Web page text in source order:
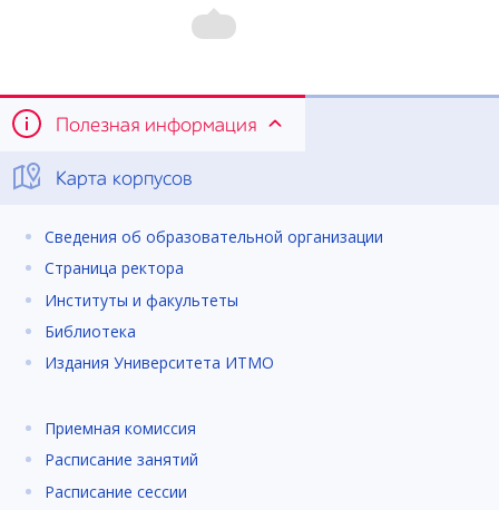
Полезная информация
Карта корпусов
Сведения об образовательной организации
Страница ректора
Институты и факультеты
Библиотека
Издания Университета ИТМО
Приемная комиссия
Расписание занятий
Расписание сессии